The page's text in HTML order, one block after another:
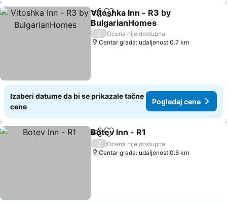
Deli Dodati u favorite
Vitoshka Inn - R3 by
BulgarianHomes
/
Ocena nije dostupna
Centar grada: udaljenost 0.7 km
Izaberi datume da bi se prikazale tačne
cene
Pogledaj cene
Deli Dodati u favorite
Botev Inn - R1
/
Ocena nije dostupna
Centar grada: udaljenost 0.6 km